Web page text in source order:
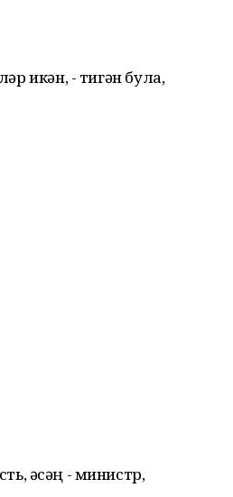
икән, - тигән була,
әсәң - министр,